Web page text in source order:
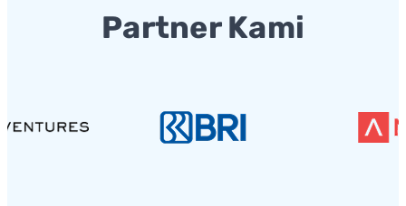
Partner Kami